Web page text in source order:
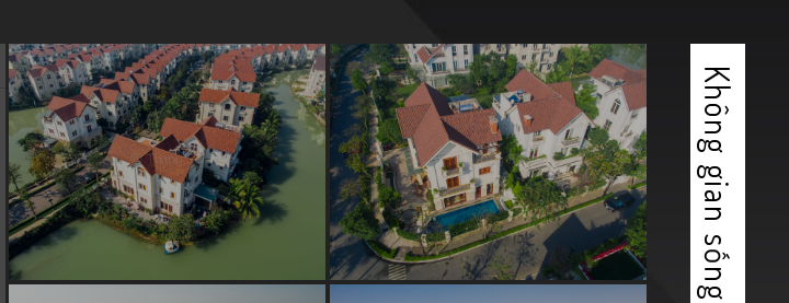
Không gian sống